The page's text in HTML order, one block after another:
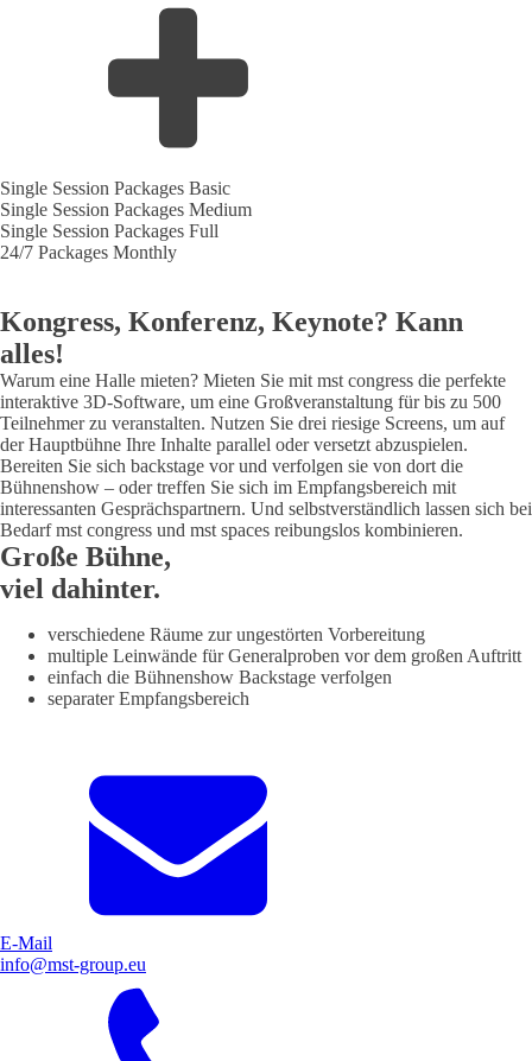
Single Session Packages Basic
Single Session Packages Medium
Single Session Packages Full
24/7 Packages Monthly
Kongress, Konferenz, Keynote? Kann
alles!
Warum eine Halle mieten? Mieten Sie mit mst congress die perfekte
interaktive 3D-Software, um eine Großveranstaltung für bis zu 500
Teilnehmer zu veranstalten. Nutzen Sie drei riesige Screens, um auf
der Hauptbühne Ihre Inhalte parallel oder versetzt abzuspielen.
Bereiten Sie sich backstage vor und verfolgen sie von dort die
Bühnenshow – oder treffen Sie sich im Empfangsbereich mit
interessanten Gesprächspartnern. Und selbstverständlich lassen sich bei
Bedarf mst congress und mst spaces reibungslos kombinieren.
Große Bühne,
viel dahinter.
verschiedene Räume zur ungestörten Vorbereitung
multiple Leinwände für Generalproben vor dem großen Auftritt
einfach die Bühnenshow Backstage verfolgen
separater Empfangsbereich
E-Mail
info@mst-group.eu